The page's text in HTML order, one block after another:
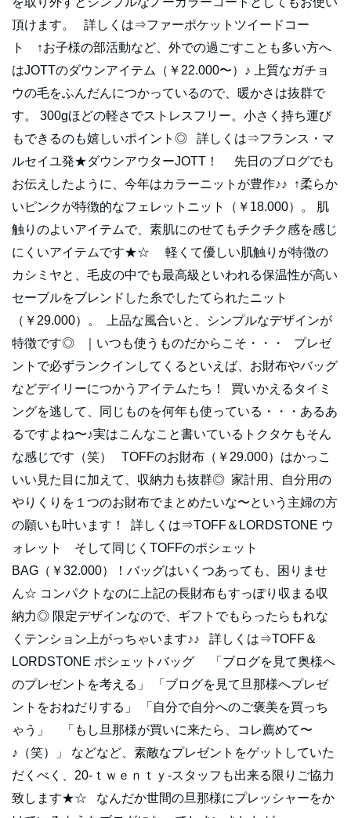
頂けます。 詳しくは⇒ファーポケットツイードコー
ト ↑お子様の部活動など、外での過ごすことも多い方へ
はJOTTのダウンアイテム（￥22.000〜）♪ 上質なガチョ
ウの毛をふんだんにつかっているので、暖かさは抜群で
す。 300gほどの軽さでストレスフリー。小さく持ち運び
もできるのも嬉しいポイント◎ 詳しくは⇒フランス・マ
ルセイユ発★ダウンアウターJOTT！ 先日のブログでも
お伝えしたように、今年はカラーニットが豊作♪♪ ↑柔らか
いピンクが特徴的なフェレットニット（￥18.000）。 肌
触りのよいアイテムで、素肌にのせてもチクチク感を感じ
にくいアイテムです★☆ 軽くて優しい肌触りが特徴の
カシミヤと、毛皮の中でも最高級といわれる保温性が高い
セーブルをブレンドした糸でしたてられたニット
（￥29.000）。 上品な風合いと、シンプルなデザインが
特徴です◎ ｜いつも使うものだからこそ・・・ プレゼ
ントで必ずランクインしてくるといえば、お財布やバッグ
などデイリーにつかうアイテムたち！ 買いかえるタイミ
ングを逃して、同じものを何年も使っている・・・あるあ
るですよね〜♪実はこんなこと書いているトクタケもそん
な感じです（笑） TOFFのお財布（￥29.000）はかっこ
いい見た目に加えて、収納力も抜群◎ 家計用、自分用の
やりくりを１つのお財布でまとめたいな〜という主婦の方
の願いも叶います！ 詳しくは⇒TOFF＆LORDSTONE ウ
ォレット そして同じくTOFFのポシェット
BAG（￥32.000）！バッグはいくつあっても、困りませ
ん☆ コンパクトなのに上記の長財布もすっぽり収まる収
納力◎ 限定デザインなので、ギフトでもらったらもれな
くテンション上がっちゃいます♪♪ 詳しくは⇒TOFF＆
LORDSTONE ポシェットバッグ 「ブログを見て奥様へ
のプレゼントを考える」 「ブログを見て旦那様へプレゼ
ントをおねだりする」 「自分で自分へのご褒美を買っち
ゃう」 「もし旦那様が買いに来たら、コレ薦めて〜
♪（笑）」 などなど、素敵なプレゼントをゲットしていた
だくべく、20‐ｔｗｅｎｔｙ‐スタッフも出来る限りご協力
致します★☆ なんだか世間の旦那様にプレッシャーをか